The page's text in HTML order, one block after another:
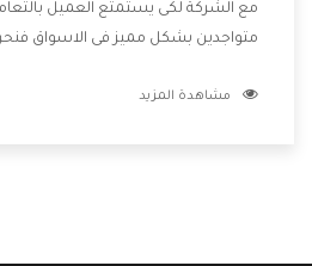
مع الشركة لكى يستمتع العميل
متواجدين بشكل مميز فى الاسواق
الشركة بها والتى تكون منها خدمة
مشاهدة المزيد